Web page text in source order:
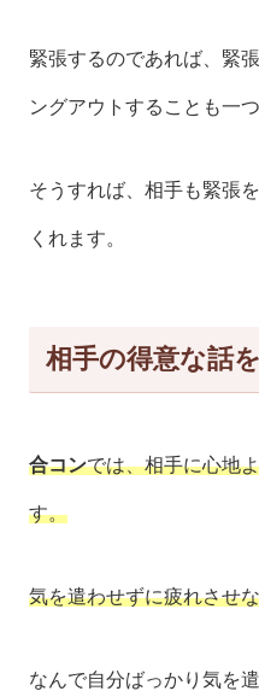
緊張するのであれば、緊
ングアウトすることも一つ
そうすれば、相手も緊張
くれます。
相手の得意な話
合コンでは、相手に心地
す。
気を遣わせずに疲れさせ
なんで自分ばっかり気を